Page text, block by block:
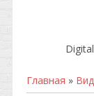
Главная »